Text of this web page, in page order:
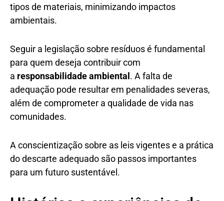
tipos de materiais, minimizando impactos
ambientais.
Seguir a legislação sobre resíduos é fundamental
para quem deseja contribuir com
a responsabilidade ambiental . A falta de
adequação pode resultar em penalidades severas,
além de comprometer a qualidade de vida nas
comunidades.
A conscientização sobre as leis vigentes e a prática
do descarte adequado são passos importantes
para um futuro sustentável.